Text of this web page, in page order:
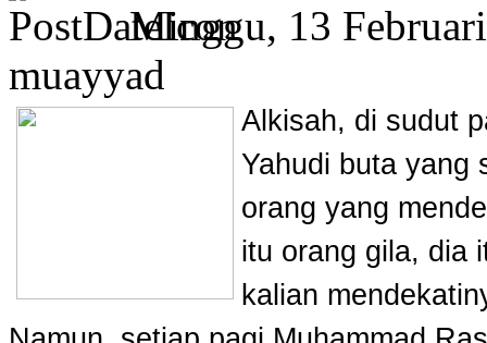
Minggu, 13
muayyad
Alkisah, di sudut
Yahudi buta yang
orang yang
itu orang gila, dia
kalian